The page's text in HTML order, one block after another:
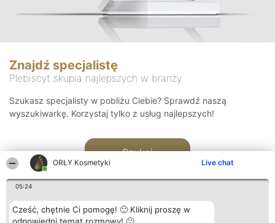
ORŁY Kosmetyki Live chat
05:24
Cześć, chętnie Ci pomogę! 🙂 Kliknij proszę w
Znajdź specjalistę
Plebiscyt skupia najlepszych w branży
Szukasz specjalisty w pobliżu Ciebie? Sprawdź naszą
wyszukiwarkę. Korzystaj tylko z usług najlepszych!
Szukaj